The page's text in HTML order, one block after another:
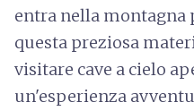
entra nella montagna
questa preziosa
visitare cave a cielo
un'esperienza